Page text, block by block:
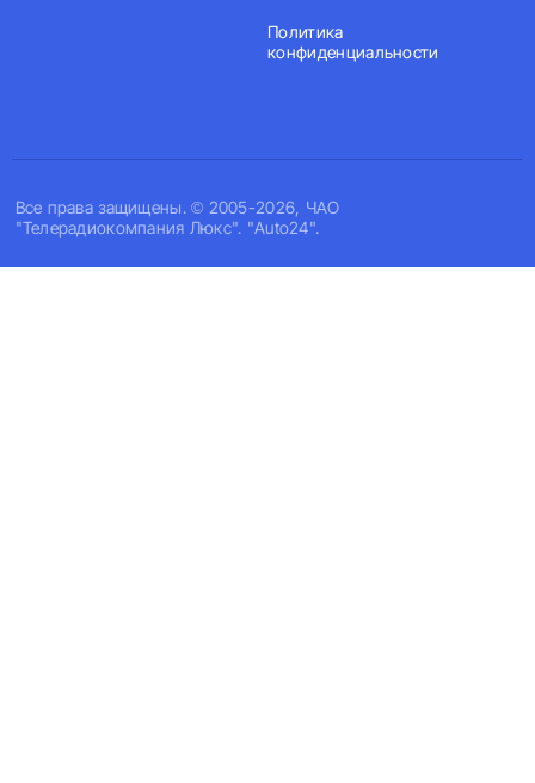
Все права защищены. © 2005-2026, ЧАО
"Телерадиокомпания Люкс". "Auto24".
Политика
конфиденциальности